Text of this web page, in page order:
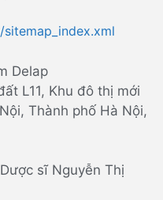
Delap
L11, Khu đô thị mới
Thành phố Hà Nội,
sĩ Nguyễn Thị